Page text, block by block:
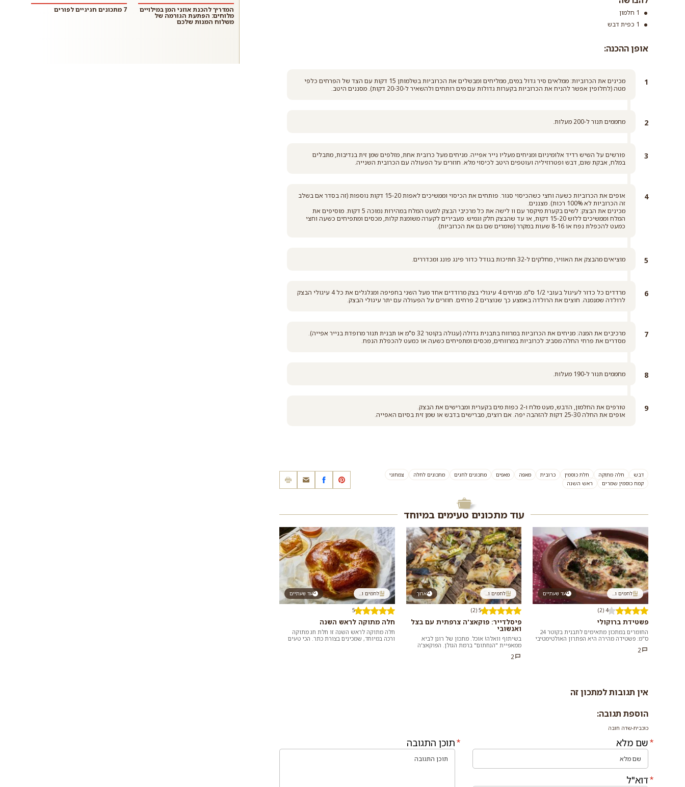
1 חלמון
1 כפית דבש
אופן ההכנה:
מכינים את הכרוביות: ממלאים סיר גדול במים, ממליחים ומבשלים את הכרוביות בשלמותן 15 דקות עם הצד של הפרחים כלפי
מטה (לחלופין אפשר להניח את הכרוביות בקערות גדולות עם מים רותחים ולהשאיר ל-20-30 דקות). מסננים היטב.
מחממים תנור ל-200 מעלות.
פורשים על השיש רדיד אלומיניום ומניחים מעליו נייר אפייה. מניחים מעל כרובית אחת, מזלפים שמן זית בנדיבות, מתבלים
במלח, אבקת שום, דבש ופטרוזיליה ועוטפים היטב לכיסוי מלא. חוזרים על הפעולה עם הכרובית השנייה.
אופים את הכרוביות כשעה וחצי כשהכיסוי סגור. פותחים את הכיסוי וממשיכים לאפות 15-20 דקות נוספות (זה בסדר אם בשלב
זה הכרוביות לא 100% רכות). מצננים.
מכינים את הבצק: לשים בקערת מיקסר עם וו לישה את כל מרכיבי הבצק למעט המלח במהירות נמוכה 5 דקות. מוסיפים את
המלח וממשיכים ללוש 15-20 דקות, או עד שהבצק חלק וגמיש. מעבירים לקערה משומנת קלות, מכסים ומתפיחים כשעה וחצי
כמעט להכפלת נפח או 8-16 שעות במקרר (שומרים שם גם את הכרוביות).
מוציאים מהבצק את האוויר, מחלקים ל-32 חתיכות בגודל כדור פינג פונג ומכדררים.
מרדדים כל כדור לעיגול בעובי 1/2 ס"מ. מניחים 4 עיגולי בצק מרודדים אחד מעל השני בחפיפה ומגלגלים את כל 4 עיגולי הבצק
לרולדה שמנמנה. חוצים את הרולדה באמצע כך שנוצרים 2 פרחים. חוזרים על הפעולה עם יתר עיגולי הבצק.
מרכיבים את המנה: מניחים את הכרוביות במרווח בתבנית גדולה (עגולה בקוטר 32 ס"מ או תבנית תנור מרופדת בנייר אפייה).
מסדרים את פרחי החלה מסביב לכרוביות במרווחים, מכסים ומתפיחים כשעה או כמעט להכפלת הנפח.
מחממים תנור ל-190 מעלות.
טורפים את החלמון, הדבש, מעט מלח ו-2 כפות מים בקערית ומברישים את הבצק.
אופים את החלה 25-30 דקות להזהבה יפה. אם רוצים, מברישים בדבש או שמן זית בסיום האפייה.
דבש חלה מתוקה חלת כוסמין כרובית מאפה מאפים מתכונים לחגים מתכונים לחלה
צמחוני
קמח כוסמין שמרים
ראש השנה
עוד מתכונים טעימים במיוחד
עד שעתיים לחמים ו...
4 (2)
פשטידת ברוקולי
החומרים במתכון מתאימים לתבנית בקוטר 24
ס"מ: פשטידה מהירה היא הפתרון האולטימטיבי
2
ארוך לחמים ו...
5 (2)
פיסלדייר: פוקאצ'ה צרפתית עם בצל
ואנשובי
בשיתוף וואלה! אוכל. מתכון של רונן לביא
ממאפיית "הנחתום" ברמת הגולן. הפוקאצ'ה
2
עד שעתיים לחמים ו...
5
חלה מתוקה לראש השנה
חלה מתוקה לראש השנה זו חלת חג מתוקה
ורכה במיוחד, שמכינים בצורת כתר. הכי טעים
אין תגובות למתכון זה
הוספת תגובה:
כוכבית-שדה חובה
שם מלא
דוא"ל
תוכן התגובה
המדריך להכנת אוזני המן במילויים
מלוחים: הפתעת הגורמה של
משלוח המנות שלכם
7 מתכונים חגיגיים לפורים